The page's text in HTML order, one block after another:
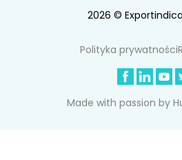
2026 ©
Polityka prywatności
Made with passion by